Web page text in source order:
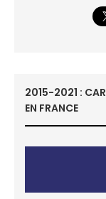
2015-2021 :
EN FRANCE